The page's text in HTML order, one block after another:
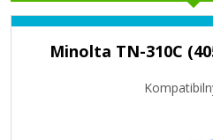
Minolta TN-310C